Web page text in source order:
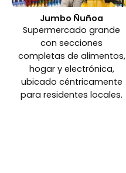
Jumbo Ñuñoa
Supermercado grande
con secciones
completas de alimentos,
hogar y electrónica,
ubicado céntricamente
para residentes locales.